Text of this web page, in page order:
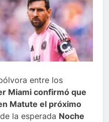
entre los
Miami confirmó que
Matute el próximo
la esperada Noche